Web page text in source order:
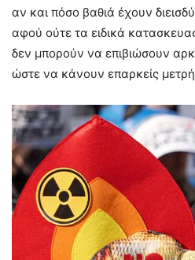
αν και πόσο βαθιά έχουν
αφού ούτε τα ειδικά
δεν μπορούν να επιβιώσουν
ώστε να κάνουν επαρκείς